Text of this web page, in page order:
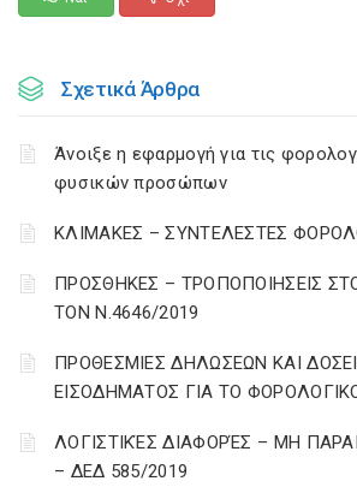
Σχετικά Άρθρα
Άνοιξε η εφαρμογή για τις
φυσικών προσώπων
ΚΛΙΜΑΚΕΣ – ΣΥΝΤΕΛΕΣΤΕΣ
ΠΡΟΣΘΗΚΕΣ – ΤΡΟΠΟΠΟΙΗΣΕΙΣ
ΤΟΝ Ν.4646/2019
ΠΡΟΘΕΣΜΙΕΣ ΔΗΛΩΣΕΩΝ ΚΑΙ
ΕΙΣΟΔΗΜΑΤΟΣ ΓΙΑ ΤΟ
ΛΟΓΙΣΤΙΚΈΣ ΔΙΑΦΟΡΈΣ – ΜΗ
– ΔΕΔ 585/2019